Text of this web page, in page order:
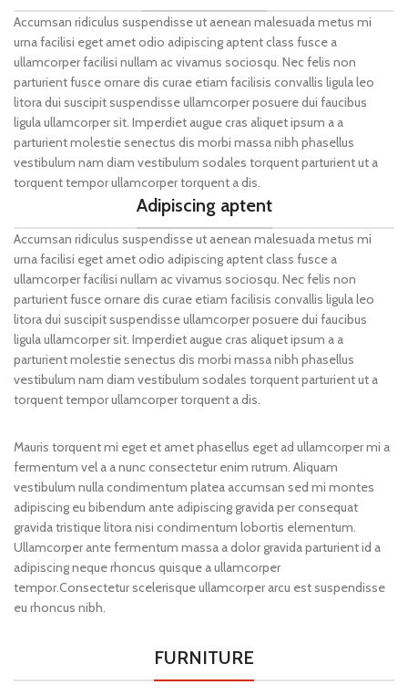
Accumsan ridiculus suspendisse ut aenean malesuada metus mi
urna facilisi eget amet odio adipiscing aptent class fusce a
ullamcorper facilisi nullam ac vivamus sociosqu. Nec felis non
parturient fusce ornare dis curae etiam facilisis convallis ligula leo
litora dui suscipit suspendisse ullamcorper posuere dui faucibus
ligula ullamcorper sit. Imperdiet augue cras aliquet ipsum a a
parturient molestie senectus dis morbi massa nibh phasellus
vestibulum nam diam vestibulum sodales torquent parturient ut a
torquent tempor ullamcorper torquent a dis.
Adipiscing aptent
Accumsan ridiculus suspendisse ut aenean malesuada metus mi
urna facilisi eget amet odio adipiscing aptent class fusce a
ullamcorper facilisi nullam ac vivamus sociosqu. Nec felis non
parturient fusce ornare dis curae etiam facilisis convallis ligula leo
litora dui suscipit suspendisse ullamcorper posuere dui faucibus
ligula ullamcorper sit. Imperdiet augue cras aliquet ipsum a a
parturient molestie senectus dis morbi massa nibh phasellus
vestibulum nam diam vestibulum sodales torquent parturient ut a
torquent tempor ullamcorper torquent a dis.
Mauris torquent mi eget et amet phasellus eget ad ullamcorper mi a
fermentum vel a a nunc consectetur enim rutrum. Aliquam
vestibulum nulla condimentum platea accumsan sed mi montes
adipiscing eu bibendum ante adipiscing gravida per consequat
gravida tristique litora nisi condimentum lobortis elementum.
Ullamcorper ante fermentum massa a dolor gravida parturient id a
adipiscing neque rhoncus quisque a ullamcorper
tempor.Consectetur scelerisque ullamcorper arcu est suspendisse
eu rhoncus nibh.
FURNITURE